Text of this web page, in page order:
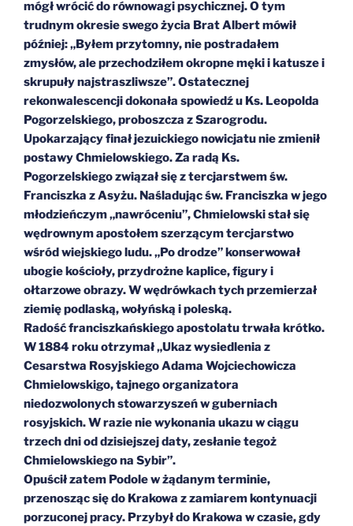
mógł wrócić do równowagi psychicznej. O tym
trudnym okresie swego życia Brat Albert mówił
później: „Byłem przytomny, nie postradałem
zmysłów, ale przechodziłem okropne męki i katusze i
skrupuły najstraszliwsze”. Ostatecznej
rekonwalescencji dokonała spowiedź u Ks. Leopolda
Pogorzelskiego, proboszcza z Szarogrodu.
Upokarzający finał jezuickiego nowicjatu nie zmienił
postawy Chmielowskiego. Za radą Ks.
Pogorzelskiego związał się z tercjarstwem św.
Franciszka z Asyżu. Naśladując św. Franciszka w jego
młodzieńczym „nawróceniu”, Chmielowski stał się
wędrownym apostołem szerzącym tercjarstwo
wśród wiejskiego ludu. „Po drodze” konserwował
ubogie kościoły, przydrożne kaplice, figury i
ołtarzowe obrazy. W wędrówkach tych przemierzał
ziemię podlaską, wołyńską i poleską.
Radość franciszkańskiego apostolatu trwała krótko.
W 1884 roku otrzymał „Ukaz wysiedlenia z
Cesarstwa Rosyjskiego Adama Wojciechowicza
Chmielowskigo, tajnego organizatora
niedozwolonych stowarzyszeń w guberniach
rosyjskich. W razie nie wykonania ukazu w ciągu
trzech dni od dzisiejszej daty, zesłanie tegoż
Chmielowskiego na Sybir”.
Opuścił zatem Podole w żądanym terminie,
przenosząc się do Krakowa z zamiarem kontynuacji
porzuconej pracy. Przybył do Krakowa w czasie, gdy